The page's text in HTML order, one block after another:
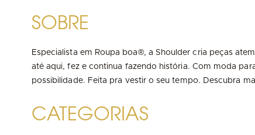
SOBRE
Especialista em Roupa boa®, a Shoulder cria peças
até aqui, fez e continua fazendo história. Com moda
possibilidade. Feita pra vestir o seu tempo. Descubra
CATEGORIAS